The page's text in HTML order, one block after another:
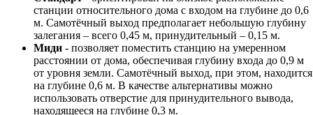
станции относительного дома с входом на глубине до 0,6
м. Самотёчный выход предполагает небольшую глубину
залегания – всего 0,45 м, принудительный – 0,15 м.
Миди - позволяет поместить станцию на умеренном
расстоянии от дома, обеспечивая глубину входа до 0,9 м
от уровня земли. Самотёчный выход, при этом, находится
на глубине 0,6 м. В качестве альтернативы можно
использовать отверстие для принудительного вывода,
находящееся на глубине 0,3 м.